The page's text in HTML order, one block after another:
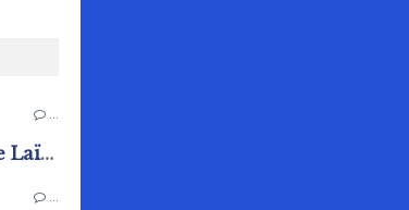
…
Cours d'Anglais de L'Amicale Laïque de Rai
…